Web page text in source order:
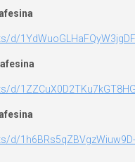
d/1h6BRs5qZBVgzWiuw9D-